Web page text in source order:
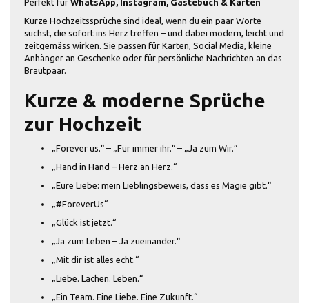
Perfekt für WhatsApp, Instagram, Gästebuch & Karten
Kurze Hochzeitssprüche sind ideal, wenn du ein paar Worte
suchst, die sofort ins Herz treffen – und dabei modern, leicht und
zeitgemäss wirken. Sie passen für Karten, Social Media, kleine
Anhänger an Geschenke oder für persönliche Nachrichten an das
Brautpaar.
Kurze & moderne Sprüche
zur Hochzeit
„Forever us.“ – „Für immer ihr.“ – „Ja zum Wir.“
„Hand in Hand – Herz an Herz.“
„Eure Liebe: mein Lieblingsbeweis, dass es Magie gibt.“
„#ForeverUs“
„Glück ist jetzt.“
„Ja zum Leben – Ja zueinander.“
„Mit dir ist alles echt.“
„Liebe. Lachen. Leben.“
„Ein Team. Eine Liebe. Eine Zukunft.“